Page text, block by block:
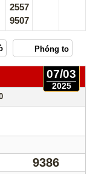
2557
9507
07/03
2025
9386